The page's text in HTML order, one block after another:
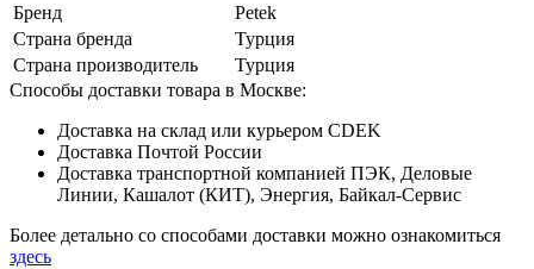
Бренд
Petek
Страна бренда
Турция
Страна производитель
Турция
Способы доставки товара в Москве:
Доставка на склад или курьером CDEK
Доставка Почтой России
Доставка транспортной компанией ПЭК, Деловые
Линии, Кашалот (КИТ), Энергия, Байкал-Сервис
Более детально со способами доставки можно ознакомиться
здесь